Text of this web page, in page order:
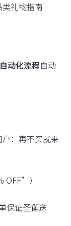
礼物指南
动化流程自动
：再不买就来
OFF”）
保证圣诞送